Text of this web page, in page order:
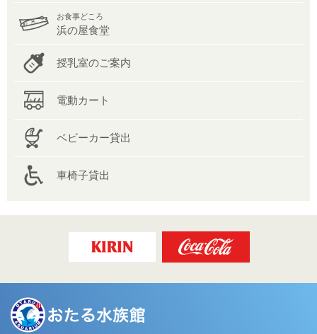
お食事どころ
浜の屋食堂
授乳室のご案内
電動カート
ベビーカー貸出
車椅子貸出